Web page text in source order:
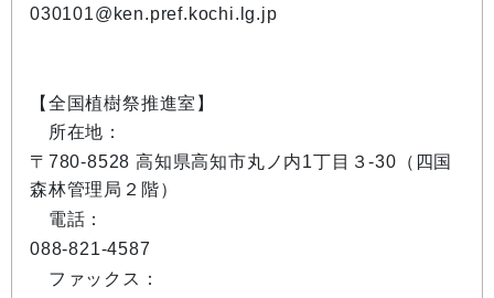
030101@ken.pref.kochi.lg.jp
【全国植樹祭推進室】
所在地：
〒780-8528 高知県高知市丸ノ内1丁目３-30（四国
森林管理局２階）
電話：
088-821-4587
ファックス：